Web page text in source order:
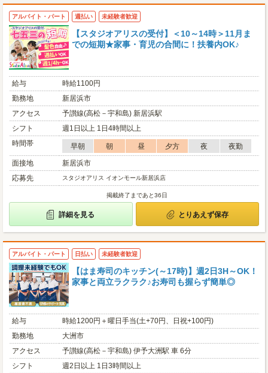
アルバイト・パート 週払い 未経験者歓迎
【スタジオアリスの受付】＜10～14時＞11月ま
での短期★家事・育児の合間に！扶養内OK♪
給与
時給1100円
勤務地
新居浜市
アクセス
予讃線(高松－宇和島) 新居浜駅
シフト
週1日以上 1日4時間以上
時間帯
早朝 朝 昼 夕方 夜
夜勤
面接地
新居浜市
応募先
スタジオアリス イオンモール新居浜店
掲載終了まであと36日
詳細を見る とりあえず保存
アルバイト・パート 日払い 未経験者歓迎
【はま寿司のキッチン(～17時)】週2日3H～OK！
家事と両立ラクラク♪お寿司も握らず簡単◎
給与
時給1200円＋曜日手当(土+70円、日祝+100円)
勤務地
大洲市
アクセス
予讃線(高松－宇和島) 伊予大洲駅 車 6分
シフト
週2日以上 1日3時間以上